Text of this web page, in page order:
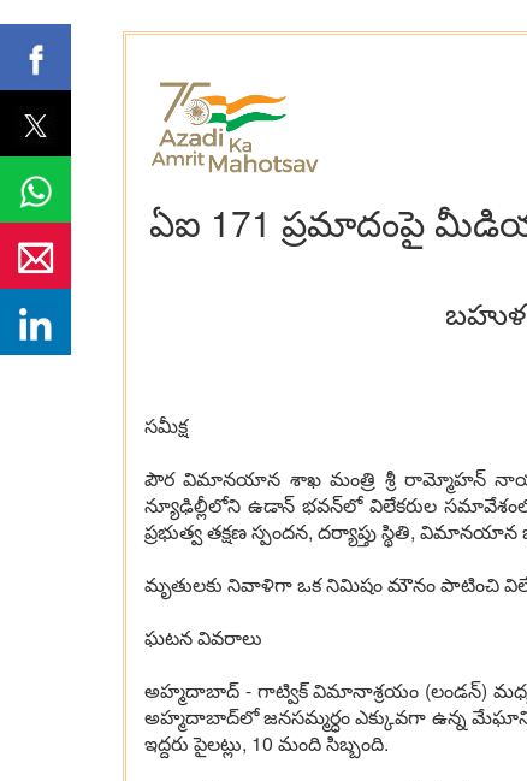
ఏఐ 171 ప్రమాదంపై
బహుళ
సమీక్ష
పౌర విమానయాన శాఖ మంత్రి శ్రీ రామ్మోహన్
న్యూఢిల్లీలోని ఉడాన్ భవన్‌లో విలేకరుల
ప్రభుత్వ తక్షణ స్పందన, దర్యాప్తు స్థితి,
మృతులకు నివాళిగా ఒక నిమిషం మౌనం పాటించి
ఘటన వివరాలు
అహ్మదాబాద్ - గాట్విక్ విమానాశ్రయం (లండన్)
అహ్మదాబాద్‌లో జనసమ్మర్ధం ఎక్కువగా ఉన్న
ఇద్దరు పైలట్లు, 10 మంది సిబ్బంది.